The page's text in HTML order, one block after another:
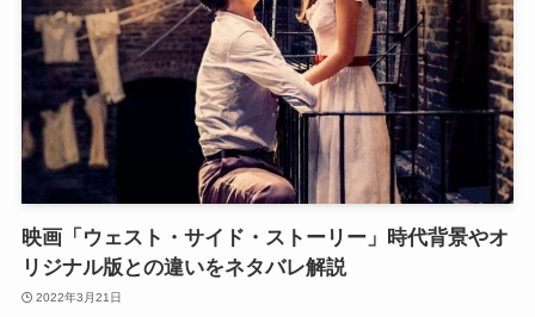
映画「ウェスト・サイド・ストーリー」時代背景やオ
リジナル版との違いをネタバレ解説
2022年3月21日